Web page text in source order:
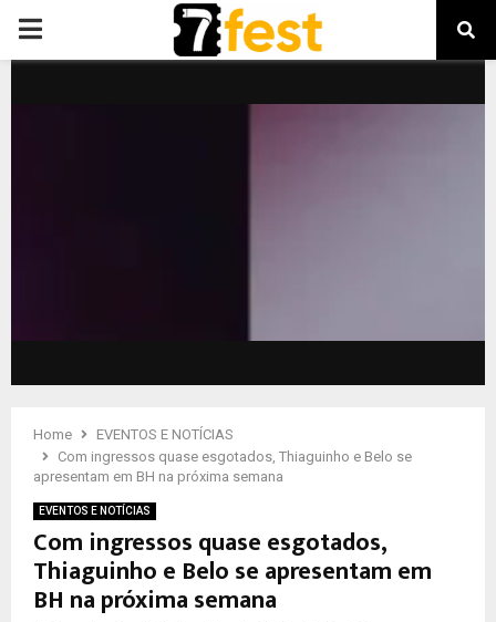
PRIMARY
Home
EVENTOS E NOTÍCIAS
Com ingressos quase esgotados, Thiaguinho e Belo se
apresentam em BH na próxima semana
EVENTOS E NOTÍCIAS
Com ingressos quase esgotados,
Thiaguinho e Belo se apresentam em
BH na próxima semana